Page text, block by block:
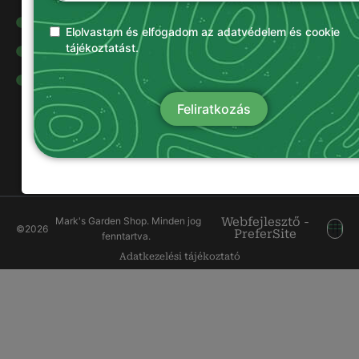
kenőanyagok
Damilok
Munkavédelmi
ruházat
©2026
Mark's Garden Shop. Minden jog
fenntartva.
Webfejlesztő -
PreferSite
Adatkezelési tájékoztató
Elolvastam és elfogadom az adatvédelem és cookie
tájékoztatást.
Feliratkozás